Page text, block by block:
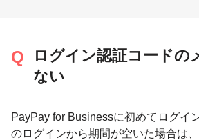
ログイン認証コードの
ない
PayPay for Businessに初めてログイ
のログインから期間が空いた場合は